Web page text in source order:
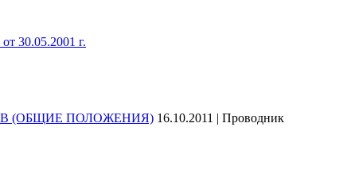
30.05.2001 г.
(ОБЩИЕ ПОЛОЖЕНИЯ) 16.10.2011 | Проводник